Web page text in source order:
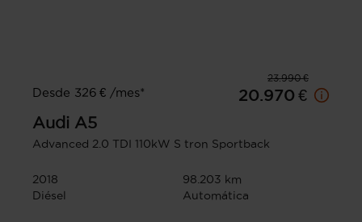
23.990 €
Desde 326 € /mes*
20.970 €
Audi A5
Advanced 2.0 TDI 110kW S tron Sportback
2018
98.203 km
Diésel
Automática